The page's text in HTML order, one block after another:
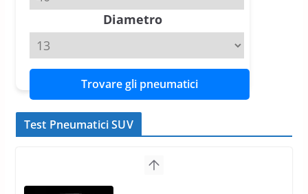
11 Aprile 2026 15 min read
Diametro
Trovare gli pneumatici
Test Pneumatici SUV